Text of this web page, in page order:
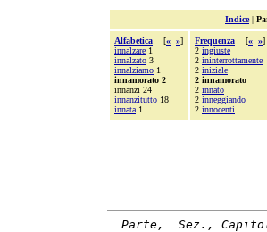
Indice|
Alfabetica [« »]
innalzare 1
innalzato 3
innalziamo 1
innamorato 2
innanzi 24
innanzitutto 18
innata 1
Frequenza [« »]
2 ingiuste
2 ininterrottamente
2 iniziale
2 innamorato
2 innato
2 inneggiando
2 innocenti
Parte,  Sez.,